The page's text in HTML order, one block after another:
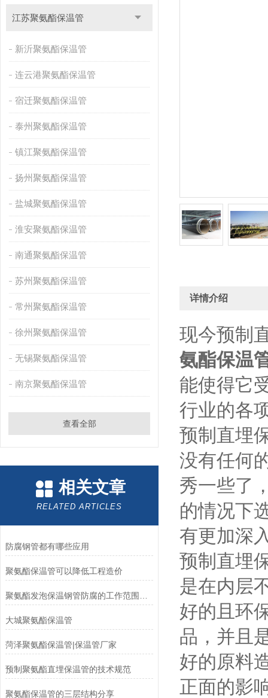
江苏聚氨酯保温管
新沂聚氨酯保温管
连云港聚氨酯保温管
宿迁聚氨酯保温管
泰州聚氨酯保温管
镇江聚氨酯保温管
扬州聚氨酯保温管
盐城聚氨酯保温管
淮安聚氨酯保温管
南通聚氨酯保温管
苏州聚氨酯保温管
常州聚氨酯保温管
徐州聚氨酯保温管
无锡聚氨酯保温管
南京聚氨酯保温管
查看全部
相关文章
RELATED ARTICLES
防腐钢管都有哪些应用
聚氨酯保温管可以降低工程造价
大城聚氨酯保温管
菏泽聚氨酯保温管|保温管厂家
预制聚氨酯直埋保温管的技术规范
聚氨酯保温管的三层结构分享
详情介绍
现今预制
氨酯保温
能使得它
行业的各
预制直埋
没有任何
秀一些了
的情况下
有更加深
预制直埋
是在内层
好的且环
品，并且
好的原料
正面的影